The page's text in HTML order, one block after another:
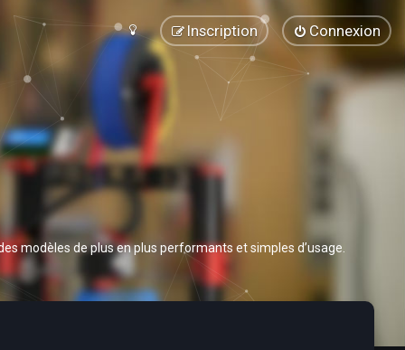
Connexion
Inscription
modèles de plus en plus performants et simples d’usage.